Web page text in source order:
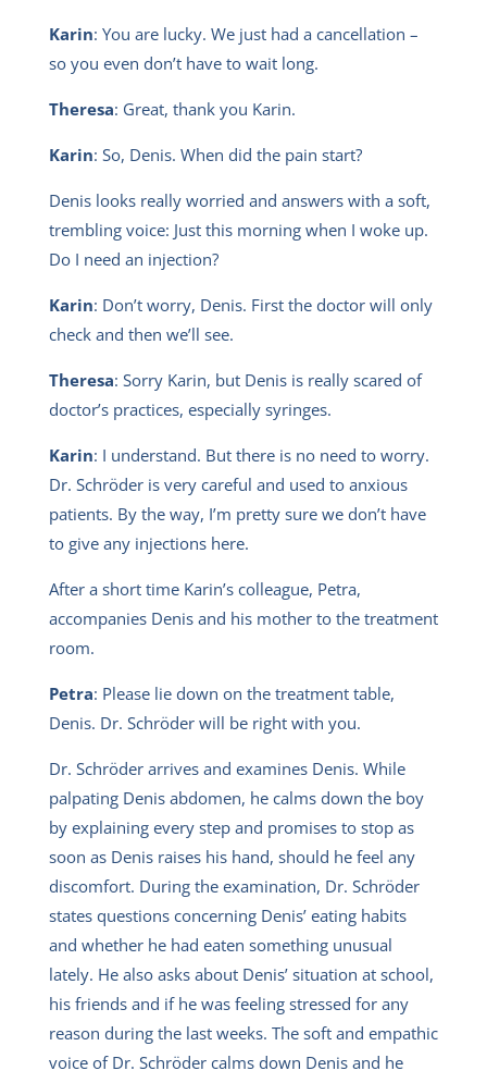
Karin: You are lucky. We just had a cancellation –
so you even don’t have to wait long.
Theresa: Great, thank you Karin.
Karin: So, Denis. When did the pain start?
Denis looks really worried and answers with a soft,
trembling voice: Just this morning when I woke up.
Do I need an injection?
Karin: Don’t worry, Denis. First the doctor will only
check and then we’ll see.
Theresa: Sorry Karin, but Denis is really scared of
doctor’s practices, especially syringes.
Karin: I understand. But there is no need to worry.
Dr. Schröder is very careful and used to anxious
patients. By the way, I’m pretty sure we don’t have
to give any injections here.
After a short time Karin’s colleague, Petra,
accompanies Denis and his mother to the treatment
room.
Petra: Please lie down on the treatment table,
Denis. Dr. Schröder will be right with you.
Dr. Schröder arrives and examines Denis. While
palpating Denis abdomen, he calms down the boy
by explaining every step and promises to stop as
soon as Denis raises his hand, should he feel any
discomfort. During the examination, Dr. Schröder
states questions concerning Denis’ eating habits
and whether he had eaten something unusual
lately. He also asks about Denis’ situation at school,
his friends and if he was feeling stressed for any
reason during the last weeks. The soft and empathic
voice of Dr. Schröder calms down Denis and he